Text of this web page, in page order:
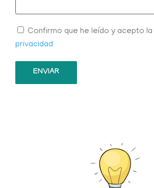
Confirmo que he leído y acepto la
privacidad
ENVIAR